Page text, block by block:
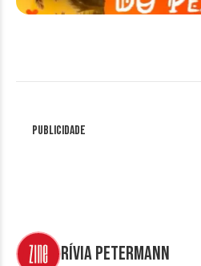
Publicidade
Rívia Petermann